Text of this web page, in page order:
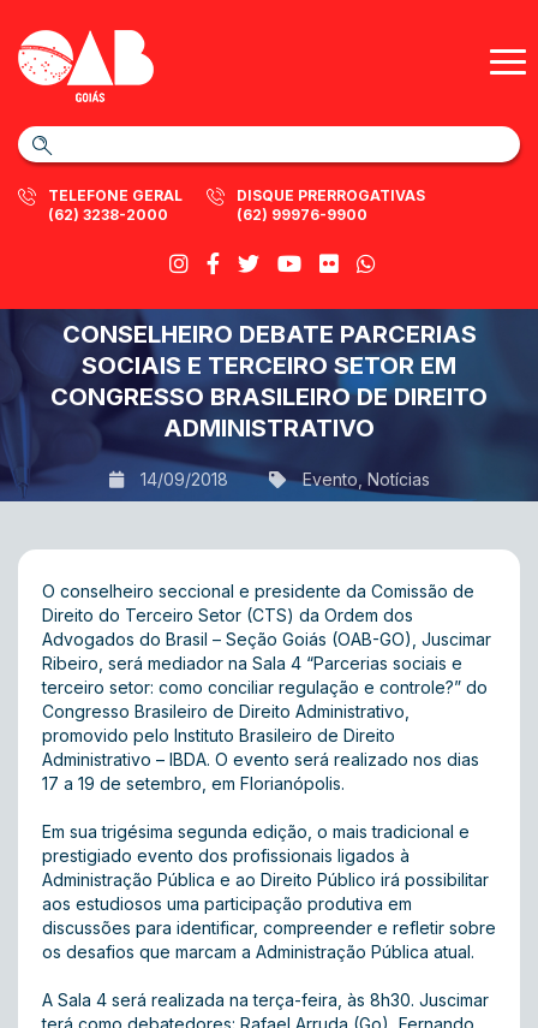
TELEFONE GERAL
(62) 3238-2000
DISQUE PRERROGATIVAS
(62) 99976-9900
CONSELHEIRO DEBATE PARCERIAS
SOCIAIS E TERCEIRO SETOR EM
CONGRESSO BRASILEIRO DE DIREITO
ADMINISTRATIVO
14/09/2018 Evento Notícias
O conselheiro seccional e presidente da Comissão de
Direito do Terceiro Setor (CTS) da Ordem dos
Advogados do Brasil – Seção Goiás (OAB-GO), Juscimar
Ribeiro, será mediador na Sala 4 “Parcerias sociais e
terceiro setor: como conciliar regulação e controle?” do
Congresso Brasileiro de Direito Administrativo,
promovido pelo Instituto Brasileiro de Direito
Administrativo – IBDA. O evento será realizado nos dias
17 a 19 de setembro, em Florianópolis.
Em sua trigésima segunda edição, o mais tradicional e
prestigiado evento dos profissionais ligados à
Administração Pública e ao Direito Público irá possibilitar
aos estudiosos uma participação produtiva em
discussões para identificar, compreender e refletir sobre
os desafios que marcam a Administração Pública atual.
A Sala 4 será realizada na terça-feira, às 8h30. Juscimar
terá como debatedores: Rafael Arruda (Go), Fernando